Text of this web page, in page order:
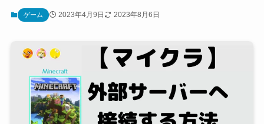
ゲーム 2023年4月9日 2023年8月6日